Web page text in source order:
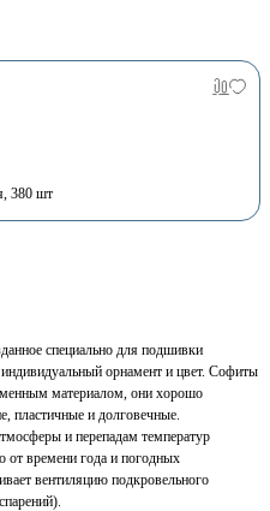
, 380 шт
специально для подшивки
орнамент и цвет. Софиты
материалом, они хорошо
пластичные и долговечные.
и перепадам температур
от времени года и погодных
вентиляцию подкровельного